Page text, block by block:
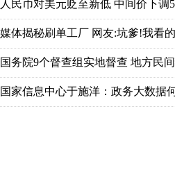
人民币对美元贬至新低 中间价下调
媒体揭秘刷单工厂 网友:坑爹!我看
国务院9个督查组实地督查 地方民
国家信息中心于施洋：政务大数据